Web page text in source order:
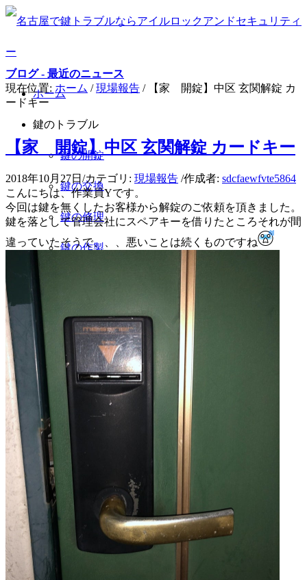
ホーム
鍵のトラブル
鍵の開錠
鍵の交換
鍵の修理
鍵の作製
家・事務所の鍵
車・バイクの鍵
金庫の鍵
料金
法人様へ
会社概要
ブログ（現場より）
Menu
ブログ - 最近のニュース
現在位置: ホーム / 現場報告 /
【家 開錠】中区 玄関解錠 カ
ードキー
【家 開錠】中区 玄関解錠 カードキー
2018年10月27日 /カテゴリ: 現場報告 /作成者: sdcfaewfvte5864
こんにちは、作業員Yです。
今回は鍵を無くしたお客様から解錠のご依頼を頂きました。
鍵を落として管理会社にスペアキーを借りたところそれが間
違っていたそうで、、、悪いことは続くものですね